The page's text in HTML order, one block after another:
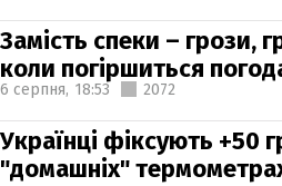
Замість спеки – грози,
коли погіршиться
6 серпня, 18:53 2072
Українці фіксують +50
"домашніх"